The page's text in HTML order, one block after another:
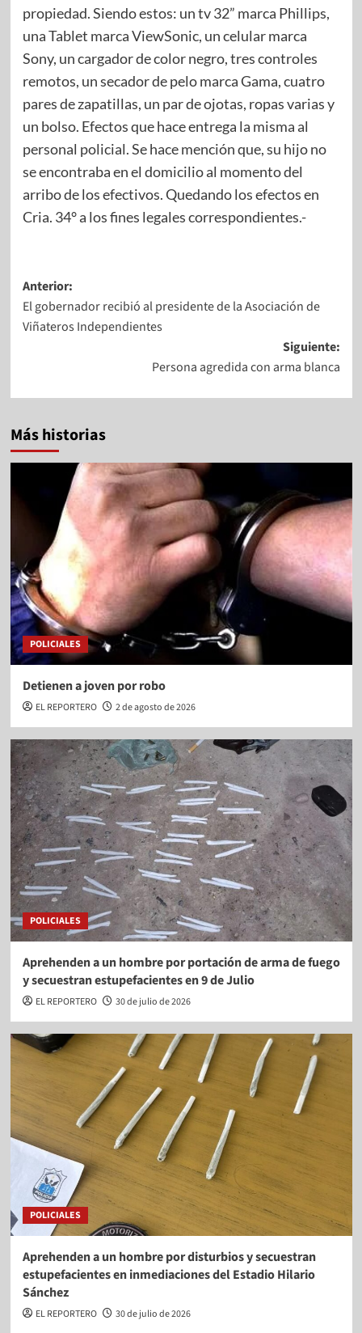
propiedad. Siendo estos: un tv 32” marca Phillips,
una Tablet marca ViewSonic, un celular marca
Sony, un cargador de color negro, tres controles
remotos, un secador de pelo marca Gama, cuatro
pares de zapatillas, un par de ojotas, ropas varias y
un bolso. Efectos que hace entrega la misma al
personal policial. Se hace mención que, su hijo no
se encontraba en el domicilio al momento del
arribo de los efectivos. Quedando los efectos en
Cria. 34° a los fines legales correspondientes.- ​
Anterior:
El gobernador recibió al presidente de la Asociación de
Viñateros Independientes
Siguiente:
Persona agredida con arma blanca
Más historias
POLICIALES
Detienen a joven por robo
EL REPORTERO 2 de agosto de 2026
POLICIALES
Aprehenden a un hombre por portación de arma de fuego
y secuestran estupefacientes en 9 de Julio
EL REPORTERO 30 de julio de 2026
POLICIALES
Aprehenden a un hombre por disturbios y secuestran
estupefacientes en inmediaciones del Estadio Hilario
Sánchez
EL REPORTERO 30 de julio de 2026